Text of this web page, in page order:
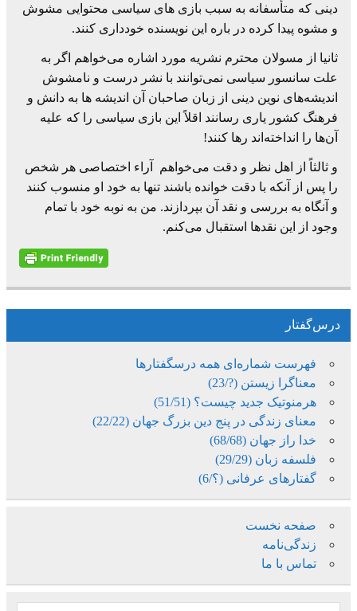
دینی که متأسفانه به سبب بازی های سیاسی محتوایی مشوش
و مشوه پیدا کرده در باره این نویسنده خودداری کنند.
ثانیا از مسولان محترم نشریه مورد اشاره می‌خواهم اگر به
علت سانسور سیاسی نمی‌توانند با نشر درست و نامشوش
اندیشه‌های نوین دینی از زبان صاحبان آن اندیشه ها به دانش و
فرهنگ کشور یاری رسانند اقلاً این بازی سیاسی را که علیه
آن‌ها را انداخته‌اند رها کنند!
و ثالثاً از اهل نظر و دقت می‌خواهم آراء اختصاصی هر شخص
را پس از آنکه با دقت خوانده باشند تنها به خود او منسوب کنند
و آنگاه به بررسی و نقد آن بپردازند. من به نوبه خود با تمام
وجود از این نقدها استقبال می‌کنم.
درس‌گفتار
فهرست شماره‌ای همه درسگفتارها
معناگرا زیستن (?/23)
هرمنوتیک جدید چیست؟ (51/51)
معنای زندگی در پنج دین بزرگ جهان (22/22)
خدا راز جهان (68/68)
فلسفه زبان (29/29)
گفتارهای عرفانی (؟/6)
صفحه نخست
زندگی‌نامه
تماس با ما